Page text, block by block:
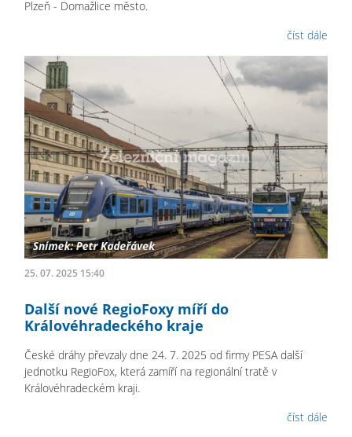
Plzeň - Domažlice město.
číst dále
25. 07. 2025 15:40
Další nové RegioFoxy míří do
Královéhradeckého kraje
České dráhy převzaly dne 24. 7. 2025 od firmy PESA další
jednotku RegioFox, která zamíří na regionální tratě v
Královéhradeckém kraji.
číst dále